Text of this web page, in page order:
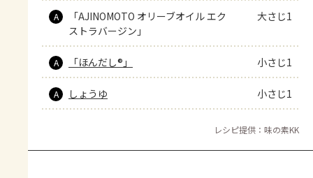
A
「AJINOMOTO オリーブオイル エク
ストラバージン」
大さじ1
A 「ほんだし®」 小さじ1
A しょうゆ 小さじ1
レシピ提供：味の素KK